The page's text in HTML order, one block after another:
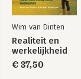
Wim van Dinten
Realiteit en
werkelijkheid
€ 37,50